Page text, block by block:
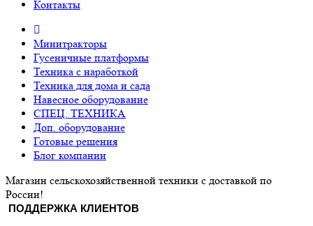
Контакты
Минитракторы
Гусеничные платформы
Техника с наработкой
Техника для дома и сада
Навесное оборудование
СПЕЦ. ТЕХНИКА
Доп. оборудование
Готовые решения
Блог компании
Магазин сельскохозяйственной техники с доставкой по
России!
ПОДДЕРЖКА КЛИЕНТОВ